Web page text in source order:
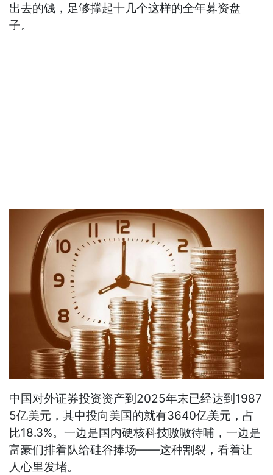
出去的钱，足够撑起十几个这样的全年募资盘
子。
中国对外证券投资资产到2025年末已经达到1987
5亿美元，其中投向美国的就有3640亿美元，占
比18.3%。一边是国内硬核科技嗷嗷待哺，一边是
富豪们排着队给硅谷捧场——这种割裂，看着让
人心里发堵。